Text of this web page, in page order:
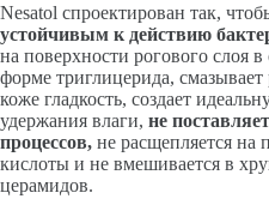
Nesatol спроектирован так,
устойчивым к действию
на поверхности рогового слоя
форме триглицерида,
коже гладкость, создает
удержания влаги, не
процессов, не расщепляется на
кислоты и не вмешивается в
церамидов.